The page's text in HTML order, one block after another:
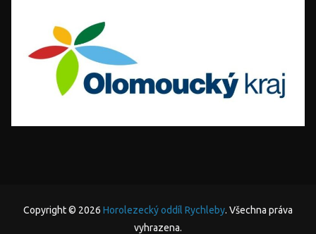
Copyright © 2026 Horolezecký oddíl Rychleby. Všechna práva
vyhrazena.